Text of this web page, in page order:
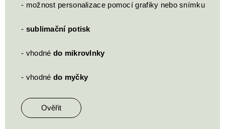
- možnost personalizace pomocí grafiky nebo snímku
- sublimační potisk
- vhodné do mikrovlnky
- vhodné do myčky
Ověřit